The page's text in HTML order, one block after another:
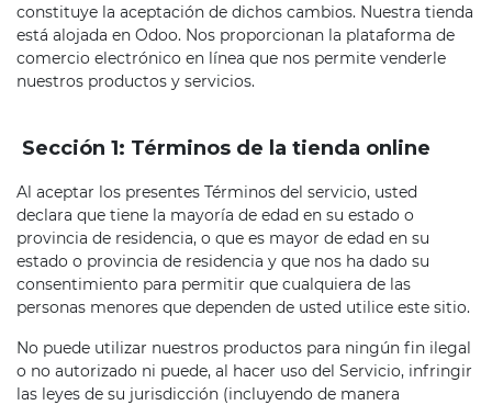
constituye la aceptación de dichos cambios. Nuestra tienda
está alojada en Odoo. Nos proporcionan la plataforma de
comercio electrónico en línea que nos permite venderle
nuestros productos y servicios.
Sección 1: Términos de la tienda online
Al aceptar los presentes Términos del servicio, usted
declara que tiene la mayoría de edad en su estado o
provincia de residencia, o que es mayor de edad en su
estado o provincia de residencia y que nos ha dado su
consentimiento para permitir que cualquiera de las
personas menores que dependen de usted utilice este sitio.
No puede utilizar nuestros productos para ningún fin ilegal
o no autorizado ni puede, al hacer uso del Servicio, infringir
las leyes de su jurisdicción (incluyendo de manera